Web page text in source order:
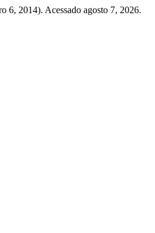
6, 2014). Acessado agosto 7, 2026.